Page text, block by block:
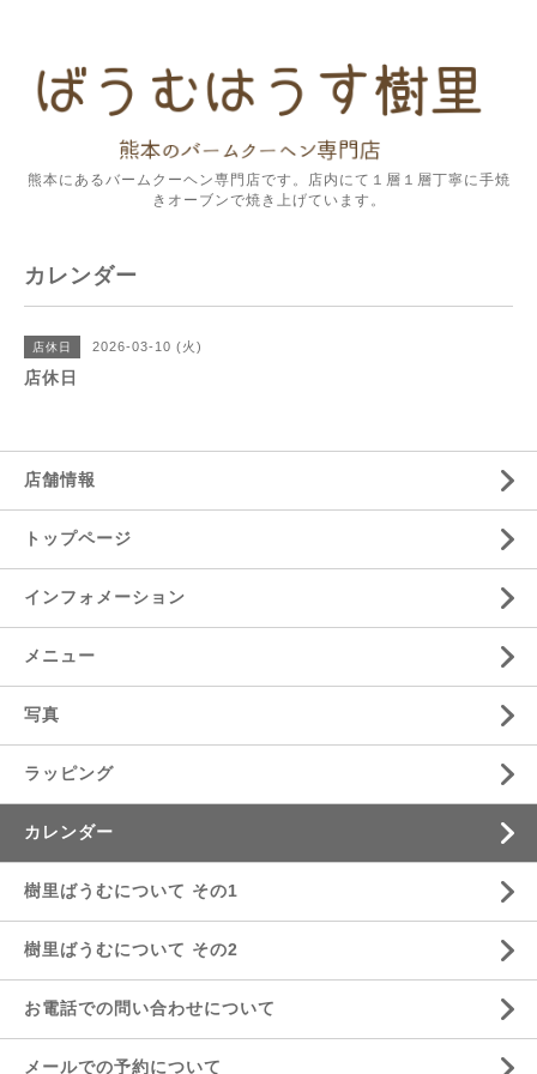
熊本にあるバームクーヘン専門店です。店内にて１層１層丁寧に手焼
きオーブンで焼き上げています。
カレンダー
店休日 2026-03-10 (火)
店休日
店舗情報
トップページ
インフォメーション
メニュー
写真
ラッピング
カレンダー
樹里ばうむについて その1
樹里ばうむについて その2
お電話での問い合わせについて
メールでの予約について